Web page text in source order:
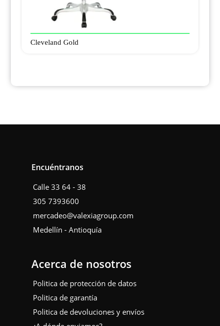
Cleveland Gold
Encuéntranos
Calle 33 64 - 38
305 7393600
mercadeo@valexiagroup.com
Medellín - Antioquía
Acerca de nosotros
Politica de protección de datos
Politica de garantía
Politica de devoluciones y envíos